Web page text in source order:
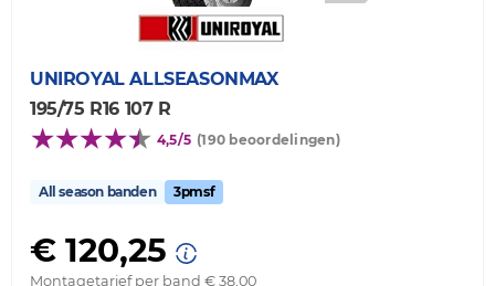
UNIROYAL ALLSEASONMAX
195/75 R16 107 R
4,5/5 (190 beoordelingen)
All season banden 3pmsf
€ 120,25
Montagetarief per band € 38,00